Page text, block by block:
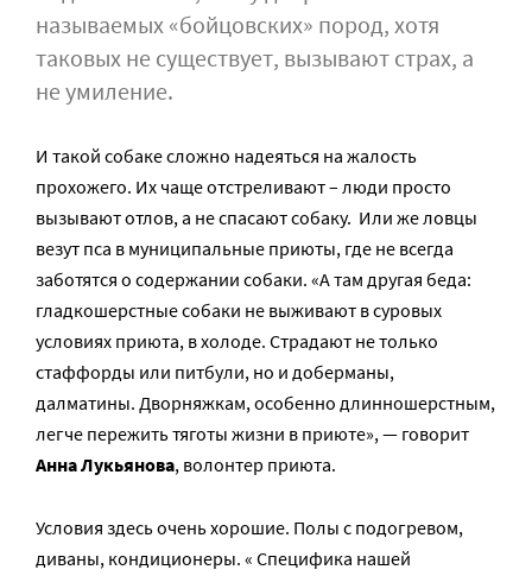
называемых «бойцовских» пород, хотя
таковых не существует, вызывают страх, а
не умиление.
И такой собаке сложно надеяться на жалость
прохожего. Их чаще отстреливают – люди просто
вызывают отлов, а не спасают собаку. Или же ловцы
везут пса в муниципальные приюты, где не всегда
заботятся о содержании собаки. «А там другая беда:
гладкошерстные собаки не выживают в суровых
условиях приюта, в холоде. Страдают не только
стаффорды или питбули, но и доберманы,
далматины. Дворняжкам, особенно длинношерстным,
легче пережить тяготы жизни в приюте», — говорит
Анна Лукьянова, волонтер приюта.
Условия здесь очень хорошие. Полы с подогревом,
диваны, кондиционеры. « Специфика нашей